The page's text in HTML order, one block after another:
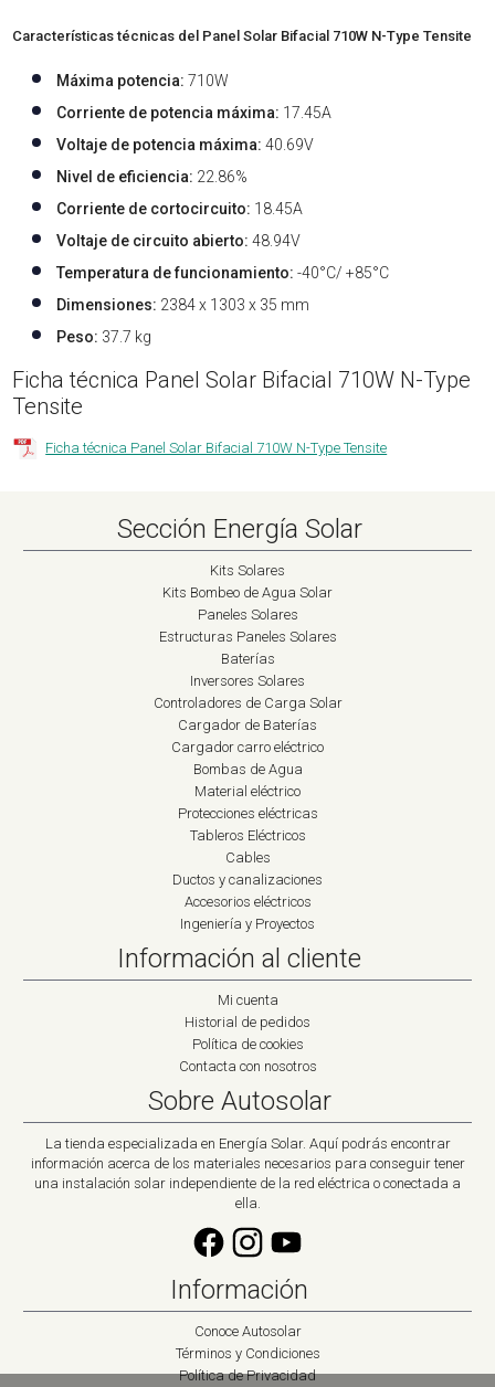
Características técnicas del Panel Solar Bifacial 710W N-Type Tensite
Máxima potencia: 710W
Corriente de potencia máxima: 17.45A
Voltaje de potencia máxima:40.69V
Nivel de eficiencia: 22.86%
Corriente de cortocircuito: 18.45A
Voltaje de circuito abierto: 48.94V
Temperatura de funcionamiento: -40°C/ +85°C
Dimensiones: 2384 x 1303 x 35 mm
Peso: 37.7 kg
Ficha técnica Panel Solar Bifacial 710W N-Type
Tensite
Ficha técnica Panel Solar Bifacial 710W N-Type Tensite
Sección Energía Solar
Kits Solares
Kits Bombeo de Agua Solar
Paneles Solares
Estructuras Paneles Solares
Baterías
Inversores Solares
Controladores de Carga Solar
Cargador de Baterías
Cargador carro eléctrico
Bombas de Agua
Material eléctrico
Protecciones eléctricas
Tableros Eléctricos
Cables
Ductos y canalizaciones
Accesorios eléctricos
Ingeniería y Proyectos
Información al cliente
Mi cuenta
Historial de pedidos
Política de cookies
Contacta con nosotros
Sobre Autosolar
La tienda especializada en Energía Solar. Aquí podrás encontrar
información acerca de los materiales necesarios para conseguir tener
una instalación solar independiente de la red eléctrica o conectada a
ella.
Información
Conoce Autosolar
Términos y Condiciones
Política de Privacidad